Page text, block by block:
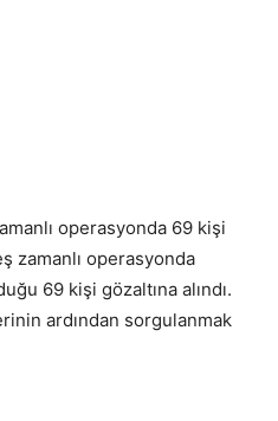
operasyonda 69 kişi
zamanlı operasyonda
69 kişi gözaltına alındı.
ardından sorgulanmak